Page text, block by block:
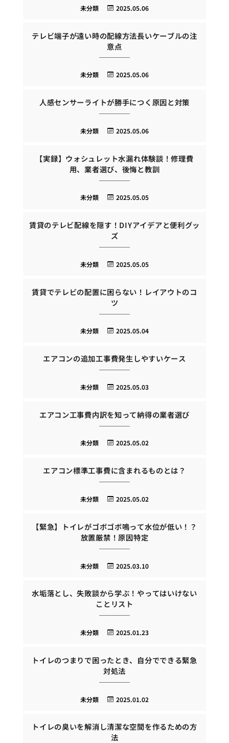
2025.05.06
未分類
テレビ端子が遠い時の配線方法長いケーブルの注
意点
2025.05.06
未分類
人感センサーライトが勝手につく原因と対策
2025.05.06
未分類
【実録】ウォシュレット水漏れ体験談！修理費
用、業者選び、後悔と教訓
2025.05.05
未分類
賃貸のテレビ配線を隠す！DIYアイデアと便利グッ
ズ
2025.05.05
未分類
賃貸でテレビの配置に困らない！レイアウトのコ
ツ
2025.05.04
未分類
エアコンの追加工事費発生しやすいケース
2025.05.03
未分類
エアコン工事費内訳を知って納得の業者選び
2025.05.02
未分類
エアコン標準工事費に含まれるものとは？
2025.05.02
未分類
【緊急】トイレがゴボゴボ鳴って水位が低い！？
放置厳禁！原因特定
2025.03.10
未分類
水垢落とし、失敗談から学ぶ！やってはいけない
ことリスト
2025.01.23
未分類
トイレのつまりで困ったとき、自分でできる緊急
対処法
2025.01.02
未分類
トイレの臭いを解消し清潔な空間を作るための方
法